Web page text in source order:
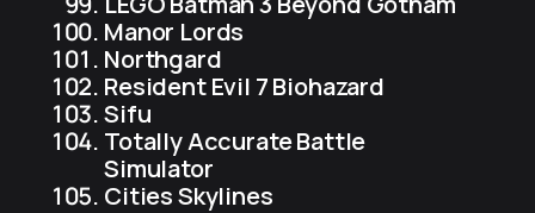
Manor Lords
Northgard
Resident Evil 7 Biohazard
Sifu
Totally Accurate Battle
Simulator
Cities Skylines